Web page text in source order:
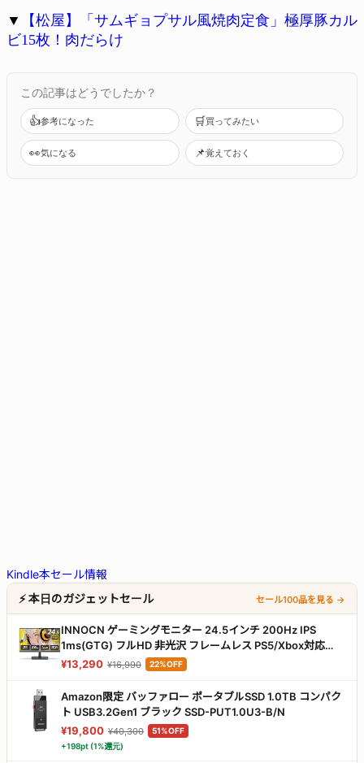
▼
【松屋】「サムギョプサル風焼肉定食」極厚豚カル
ビ15枚！肉だらけ
この記事はどうでしたか？
👍参考になった 🛒買ってみたい
👀気になる 📌覚えておく
Kindle本セール情報
⚡ 本日のガジェットセール
セール100品を見る →
INNOCN ゲーミングモニター 24.5インチ 200Hz IPS
1ms(GTG) フルHD 非光沢 フレームレス PS5/Xbox対応
Adaptive-Sync VESA100×100 HDMI2.0/DP1.4接続
¥13,290 ¥16,990 22%OFF
Amazon限定 バッファロー ポータブルSSD 1.0TB コンパク
ト USB3.2Gen1 ブラック SSD-PUT1.0U3-B/N
¥19,800 ¥40,300
51%OFF
+198pt (1%還元)